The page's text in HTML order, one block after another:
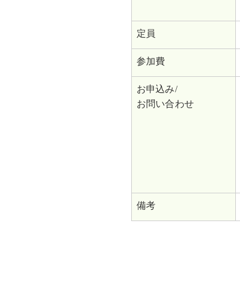
定員
参加費
お申込み/
お問い合わせ
備考